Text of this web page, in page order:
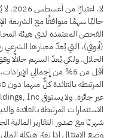
حاليًا سهمًا متوافقًا مع الشريعة
الفحص المعتمدة لدى هيئة
الحلال. ولكي يُعدّ السهم حلالًا
أقل من 5% من إجمالي
الاستثمارات المرتبطة بالفائدة
شهريًا مع صدور التقارير المالية